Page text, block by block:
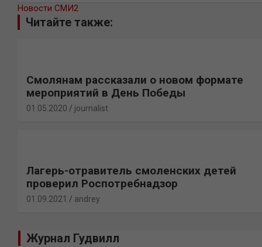
Новости СМИ2
Читайте также:
Смолянам рассказали о новом формате
мероприятий в День Победы
01.05.2020 journalist
Лагерь-отравитель смоленских детей
проверил Роспотребнадзор
01.09.2021 andrey
Журнал Гудвилл